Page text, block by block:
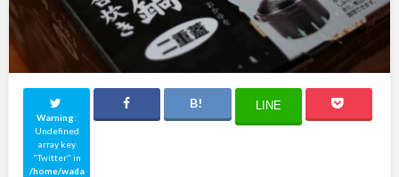
Warning:
Undefined
array key
"Twitter" in
/home/wada
LINE